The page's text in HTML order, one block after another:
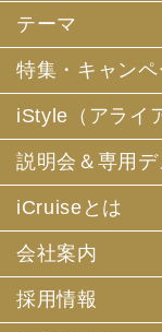
テーマ
特集・キャンペ
iStyle（アライ
説明会＆専用デ
iCruiseとは
会社案内
採用情報